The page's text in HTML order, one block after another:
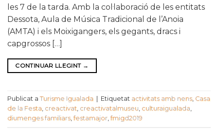
les 7 de la tarda. Amb la col·laboració de les entitats
Dessota, Aula de Música Tradicional de l’Anoia
(AMTA) i els Moixigangers, els gegants, dracs i
capgrossos […]
CONTINUAR LLEGINT →
Publicat a Turisme Igualada Etiquetat activitats amb nens, Casa
de la Festa, creactivat, creactivatalmuseu, culturaigualada,
diumenges familiars, festamajor, fmigd2019